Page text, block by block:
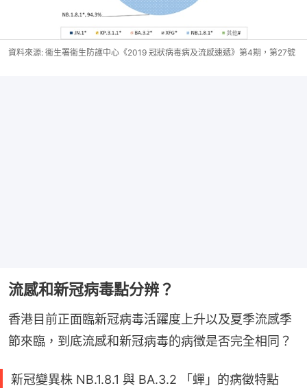
資料來源: 衞生署衞生防護中心《2019 冠狀病毒病及流感速遞》第4期，第27號
流感和新冠病毒點分辨？
香港目前正面臨新冠病毒活躍度上升以及夏季流感季
節來臨，到底流感和新冠病毒的病徵是否完全相同？
新冠變異株 NB.1.8.1 與 BA.3.2 「蟬」的病徵特點